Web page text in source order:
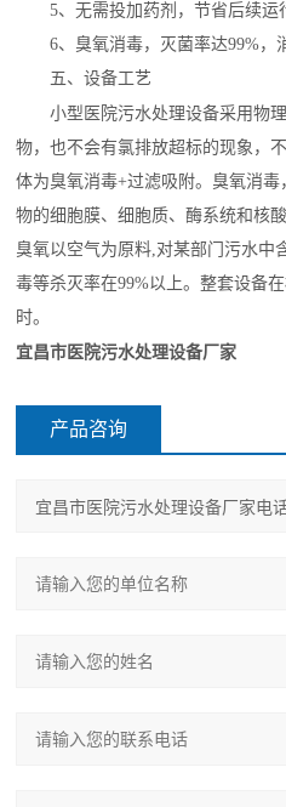
5、无需投加药剂，节省后续运
6、臭氧消毒，灭菌率达99%，
五、设备工艺
小型医院污水处理设备采用物
物，也不会有氯排放超标的现象，
体为臭氧消毒+过滤吸附。臭氧消
物的细胞膜、细胞质、酶系统和核
臭氧以空气为原料,对某部门污水中
毒等杀灭率在99%以上。整套设备
时。
宜昌市医院污水处理设备厂家
产品咨询